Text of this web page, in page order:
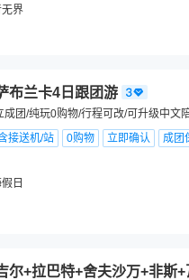
界
布兰卡4日跟团游
成团/纯玩0购物/行程可改/可升级中文
接送机/站 0购物 立即确认 成团
日
尔+拉巴特+舍夫沙万+非斯